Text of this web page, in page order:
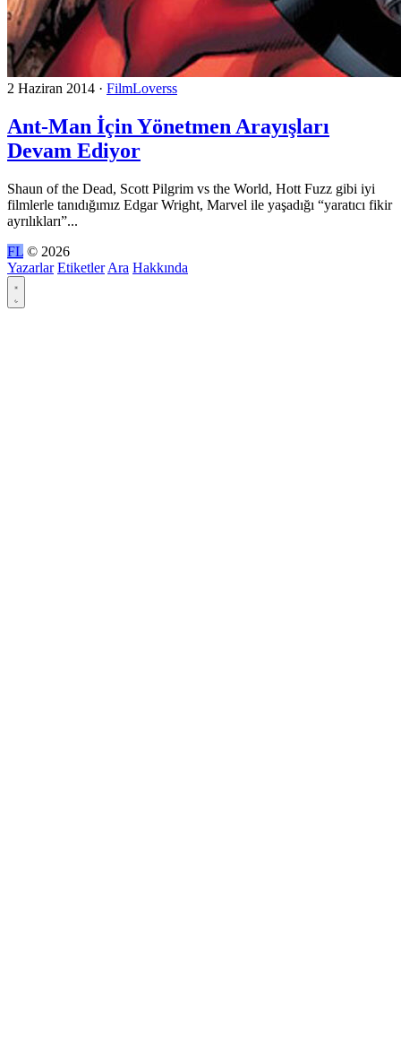
2 Haziran 2014 · FilmLoverss
Ant-Man İçin Yönetmen Arayışları
Devam Ediyor
Shaun of the Dead, Scott Pilgrim vs the World, Hott Fuzz gibi iyi
filmlerle tanıdığımız Edgar Wright, Marvel ile yaşadığı “yaratıcı fikir
ayrılıkları”...
FL © 2026
Yazarlar Etiketler Ara Hakkında